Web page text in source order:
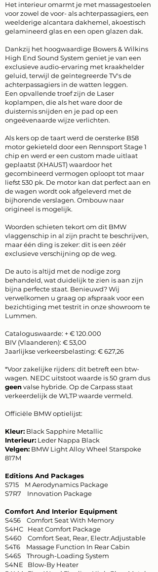
Het interieur omarmt je met massagestoelen
voor zowel de voor- als achterpassagiers, een
weelderige alcantara dakhemel, akoestisch
gelamineerd glas en een open glazen dak.
Dankzij het hoogwaardige Bowers & Wilkins
High End Sound System geniet je van een
exclusieve audio-ervaring met kraakhelder
geluid, terwijl de geïntegreerde TV's de
achterpassagiers in de watten leggen.
Een opvallende troef zijn de Laser
koplampen, die als het ware door de
duisternis snijden en je pad op een
ongeëvenaarde wijze verlichten.
Als kers op de taart werd de oersterke B58
motor gekieteld door een Rennsport Stage 1
chip en werd er een custom made uitlaat
geplaatst (XHAUST) waardoor het
gecombineerd vermogen oploopt tot maar
liefst 530 pk. De motor kan dat perfect aan en
de wagen wordt ook afgeleverd met de
bijhorende verslagen. Ombouw naar
origineel is mogelijk.
Woorden schieten tekort om dit BMW
vlaggenschip in al zijn pracht te beschrijven,
maar één ding is zeker: dit is een zéér
exclusieve verschijning op de weg.
De auto is altijd met de nodige zorg
behandeld, wat duidelijk te zien is aan zijn
bijna perfecte staat. Benieuwd? Wij
verwelkomen u graag op afspraak voor een
bezichtiging met testrit in onze showroom te
Lummen.
Cataloguswaarde: + € 120.000
BIV (Vlaanderen): € 53,00
Jaarlijkse verkeersbelasting: € 627,26
*Voor zakelijke rijders: dit betreft een btw-
wagen. NEDC uitstoot waarde is 50 gram dus
geenvalse hybride. Op de Carpass staat
verkeerdelijk de WLTP waarde vermeld.
Officiële BMW optielijst:
Kleur: Black Sapphire Metallic
Interieur: Leder Nappa Black
Velgen: BMW Light Alloy Wheel Starspoke
817M
Editions And Packages
S715 M Aerodynamics Package
S7R7 Innovation Package
Comfort And Interior Equipment
S456 Comfort Seat With Memory
S4HC Heat Comfort Package
S460 Comfort Seat, Rear, Electr.Adjustable
S4T6 Massage Function In Rear Cabin
S465 Through-Loading System
S4NE Blow-By Heater